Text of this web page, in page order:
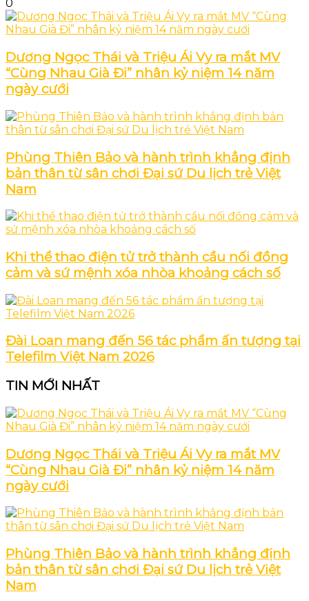
0
Dương Ngọc Thái và Triệu Ái Vy ra mắt MV
“Cùng Nhau Già Đi” nhân kỷ niệm 14 năm
ngày cưới
Phùng Thiên Bảo và hành trình khẳng định
bản thân từ sân chơi Đại sứ Du lịch trẻ Việt
Nam
Khi thể thao điện tử trở thành cầu nối đồng
cảm và sứ mệnh xóa nhòa khoảng cách số
Đài Loan mang đến 56 tác phẩm ấn tượng tại
Telefilm Việt Nam 2026
TIN MỚI NHẤT
Dương Ngọc Thái và Triệu Ái Vy ra mắt MV
“Cùng Nhau Già Đi” nhân kỷ niệm 14 năm
ngày cưới
Phùng Thiên Bảo và hành trình khẳng định
bản thân từ sân chơi Đại sứ Du lịch trẻ Việt
Nam